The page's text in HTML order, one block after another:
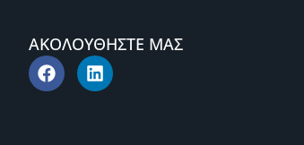
ΑΚΟΛΟΥΘΗΣΤΕ ΜΑΣ